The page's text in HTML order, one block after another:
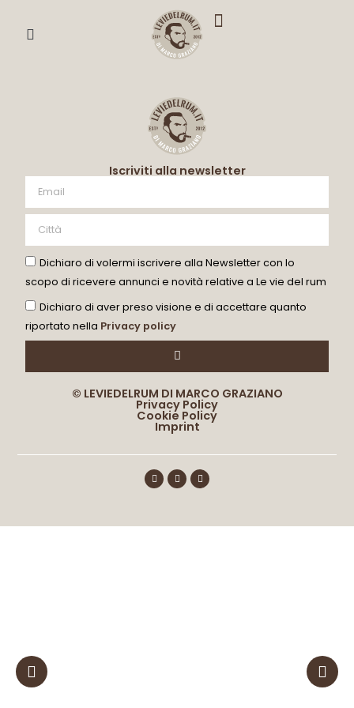
Iscriviti alla newsletter
Dichiaro di volermi iscrivere alla Newsletter con lo
scopo di ricevere annunci e novità relative a Le vie del rum
Dichiaro di aver preso visione e di accettare quanto
riportato nella Privacy policy
© LEVIEDELRUM DI MARCO GRAZIANO
Privacy Policy
Cookie Policy
Imprint